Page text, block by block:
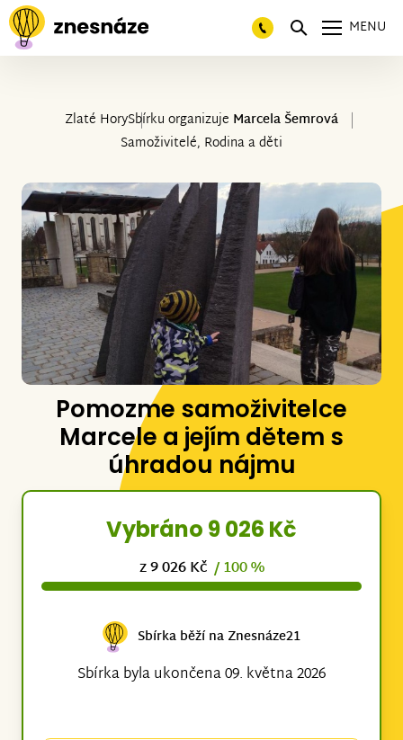
MENU
Zlaté HorySbírku organizuje Marcela Šemrová
Samoživitelé, Rodina a děti
Pomozme samoživitelce
Marcele a jejím dětem s
úhradou nájmu
Vybráno 9 026 Kč
z 9 026 Kč / 100 %
Sbírka běží na Znesnáze21
Sbírka byla ukončena 09. května 2026